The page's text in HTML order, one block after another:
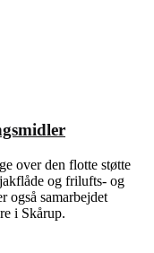
over den flotte støtte
og frilufts- og
også samarbejdet
i Skårup.